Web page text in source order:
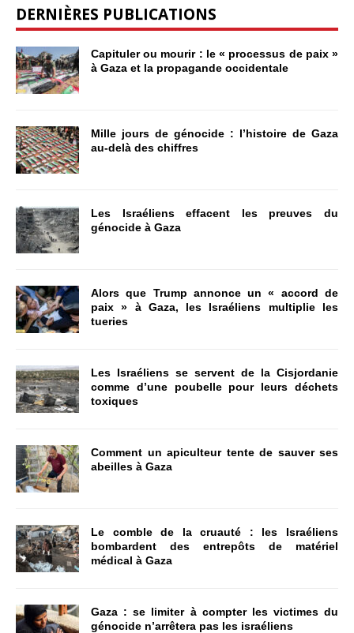
DERNIÈRES PUBLICATIONS
Capituler ou mourir : le « processus de paix »
à Gaza et la propagande occidentale
Mille jours de génocide : l’histoire de Gaza
au-delà des chiffres
Les Israéliens effacent les preuves du
génocide à Gaza
Alors que Trump annonce un « accord de
paix » à Gaza, les Israéliens multiplie les
tueries
Les Israéliens se servent de la Cisjordanie
comme d’une poubelle pour leurs déchets
toxiques
Comment un apiculteur tente de sauver ses
abeilles à Gaza
Le comble de la cruauté : les Israéliens
bombardent des entrepôts de matériel
médical à Gaza
Gaza : se limiter à compter les victimes du
génocide n’arrêtera pas les israéliens